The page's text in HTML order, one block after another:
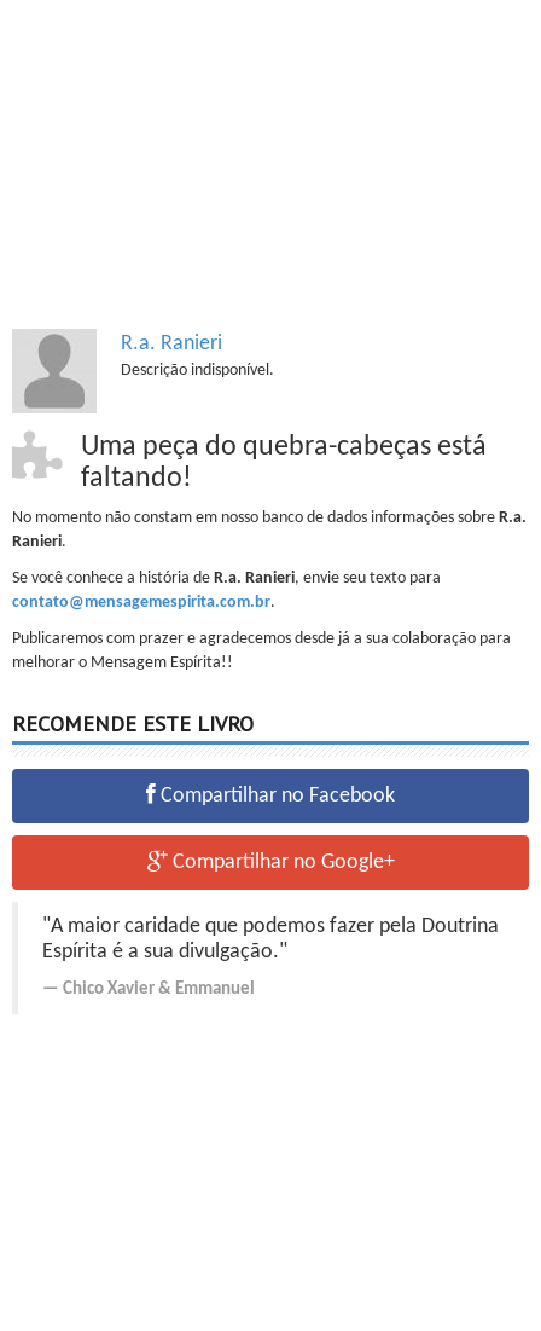
R.a. Ranieri
Descrição indisponível.
Uma peça do quebra-cabeças está
faltando!
No momento não constam em nosso banco de dados informações sobre R.a.
Ranieri.
Se você conhece a história de R.a. Ranieri, envie seu texto para
contato@mensagemespirita.com.br.
Publicaremos com prazer e agradecemos desde já a sua colaboração para
melhorar o Mensagem Espírita!!
RECOMENDE ESTE LIVRO
Compartilhar no Facebook
Compartilhar no Google+
"A maior caridade que podemos fazer pela Doutrina
Espírita é a sua divulgação."
Chico Xavier & Emmanuel